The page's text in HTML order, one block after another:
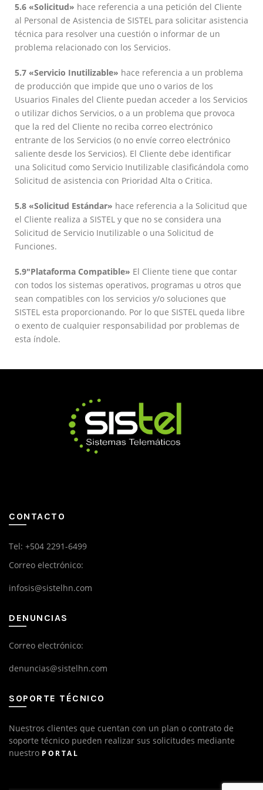
5.6 «Solicitud» hace referencia a una petición del Cliente
al Personal de Asistencia de SISTEL para solicitar asistencia
técnica para resolver una cuestión o informar de un
problema relacionado con los Servicios.
5.7 «Servicio Inutilizable» hace referencia a un problema
de producción que impide que uno o varios de los
Usuarios Finales del Cliente puedan acceder a los Servicios
o utilizar dichos Servicios, o a un problema que provoca
que la red del Cliente no reciba correo electrónico
entrante de los Servicios (o no envíe correo electrónico
saliente desde los Servicios). El Cliente debe identificar
una Solicitud como Servicio Inutilizable clasificándola como
Solicitud de asistencia con Prioridad Alta o Critica.
5.8 «Solicitud Estándar» hace referencia a la Solicitud que
el Cliente realiza a SISTEL y que no se considera una
Solicitud de Servicio Inutilizable o una Solicitud de
Funciones.
5.9″Plataforma Compatible» El Cliente tiene que contar
con todos los sistemas operativos, programas u otros que
sean compatibles con los servicios y/o soluciones que
SISTEL esta proporcionando. Por lo que SISTEL queda libre
o exento de cualquier responsabilidad por problemas de
esta índole.
CONTACTO
Tel: +504 2291-6499
Correo electrónico:
infosis@sistelhn.com
DENUNCIAS
Correo electrónico:
denuncias@sistelhn.com
SOPORTE TÉCNICO
Nuestros clientes que cuentan con un plan o contrato de
soporte técnico pueden realizar sus solicitudes mediante
nuestro PORTAL